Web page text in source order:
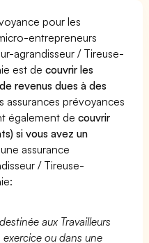
pour les
entrepreneurs
agrandisseur / Tireuse-
est decouvrir les
revenus dues à des
assurances prévoyances
également decouvrir
si vous avez un
assurance
/ Tireuse-
aux Travailleurs
ou dans une